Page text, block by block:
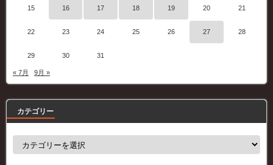
15 16 17 18 19 20 21
22 23 24 25 26 27 28
29 30 31
« 7月 9月 »
カテゴリー